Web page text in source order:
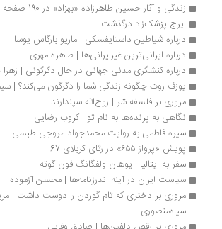
زندگی و آثار حسین طاهرزاده «بهزاد» در 190 صفحه
ایرج پزشک‌زاد درگذشت
درباره شیاطین داستايفسكی | ماریو بارگاس یوسا
درباره ایرانی‌ترین غیرایرانی‌ها | طاهره مهری
درباره کنشگری مدنی جهانی در حال دگرگونی | زهرا حیدری
یوزف روت چگونه زندگی شما را دگرگون می‌کند؟ | سیمین
مروری بر فلسفه شر | روح‌الله سپندارند
نگاهی به پرنده‌ها به نام تو | کروب رضایی
سیره فاطمی به روایت محمدجواد مروجی طبسی
پویش «پرواز ۶۵۵» در رثای کربلای 67
سفر به ایتالیا | یوهان ولفگانگ فون گوته
سیاست ایران در آینه اندرزنامه‌ها | محسن آزموده
مروری بر دختری که تام گوردن را دوست داشت | مریم
سیاه‌منصوری